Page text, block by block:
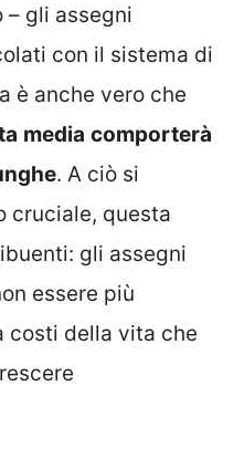
– gli assegni
con il sistema di
è anche vero che
media comporterà
. A ciò si
cruciale, questa
gli assegni
essere più
costi della vita che